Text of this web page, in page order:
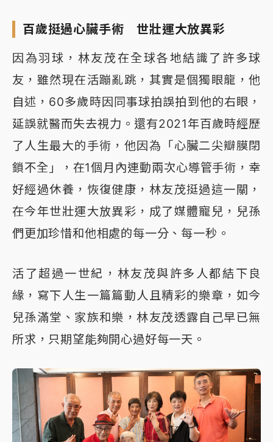
百歲挺過心臟手術 世壯運大放異彩
因為羽球，林友茂在全球各地結識了許多球
友，雖然現在活蹦亂跳，其實是個獨眼龍，他
自述，60多歲時因同事球拍誤拍到他的右眼，
延誤就醫而失去視力。還有2021年百歲時經歷
了人生最大的手術，他因為「心臟二尖瓣膜閉
鎖不全」，在1個月內連動兩次心導管手術，幸
好經過休養，恢復健康，林友茂挺過這一關，
在今年世壯運大放異彩，成了媒體寵兒，兒孫
們更加珍惜和他相處的每一分、每一秒。
活了超過一世紀，林友茂與許多人都結下良
緣，寫下人生一篇篇動人且精彩的樂章，如今
兒孫滿堂、家族和樂，林友茂透露自己早已無
所求，只期望能夠開心過好每一天。